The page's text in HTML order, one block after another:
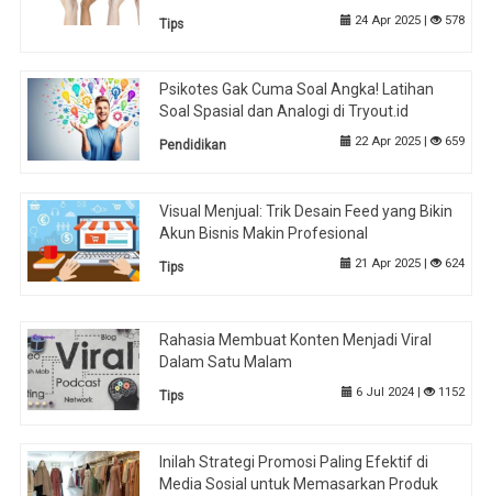
Tips 24 Apr 2025 | 578
Psikotes Gak Cuma Soal Angka! Latihan
Soal Spasial dan Analogi di Tryout.id
Pendidikan 22 Apr 2025 | 659
Visual Menjual: Trik Desain Feed yang Bikin
Akun Bisnis Makin Profesional
Tips 21 Apr 2025 | 624
Rahasia Membuat Konten Menjadi Viral
Dalam Satu Malam
Tips 6 Jul 2024 | 1152
Inilah Strategi Promosi Paling Efektif di
Media Sosial untuk Memasarkan Produk